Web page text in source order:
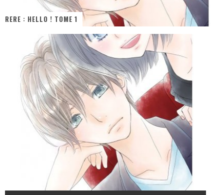
Assassin's Creed Black Flag Resynced
« Damn Them All » - Un duo de Choc !
Yoshi and the mysterious book
RERE : HELLO ! TOME 1